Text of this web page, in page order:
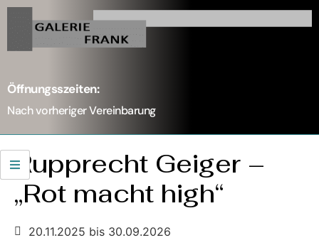
Öffnungsszeiten:
Nach vorheriger Vereinbarung
Rupprecht Geiger –
„Rot macht high“
20.11.2025 bis 30.09.2026